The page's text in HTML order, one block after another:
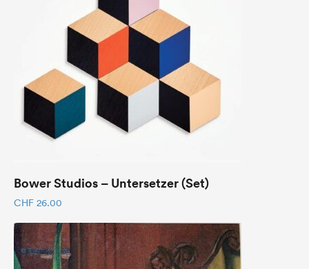
Bower Studios – Untersetzer (Set)
CHF 26.00